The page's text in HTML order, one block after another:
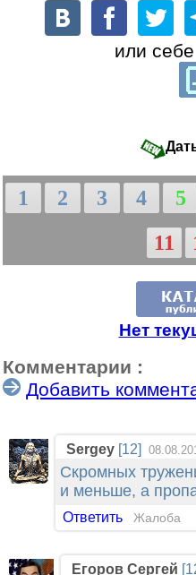
или
1 2 3 4 5
11
Нет
Комментарии :
Добавить
Sergey [12]
Скромных
и меньше, а
Ответить Жалоба
Егоров Сергей